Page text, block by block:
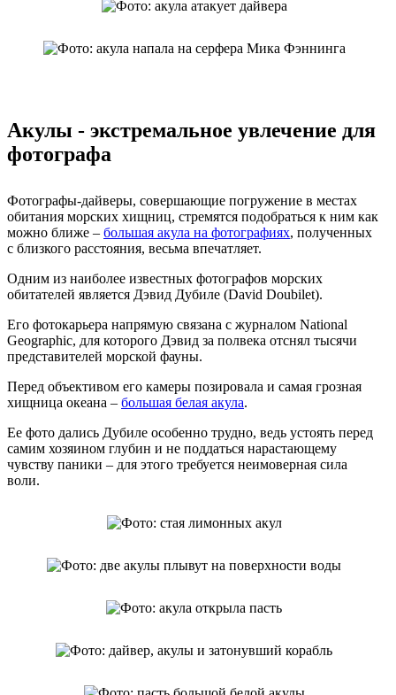
Акулы - экстремальное увлечение для
фотографа
Фотографы-дайверы, совершающие погружение в местах
обитания морских хищниц, стремятся подобраться к ним как
можно ближе – большая акула на фотографиях, полученных
с близкого расстояния, весьма впечатляет.
Одним из наиболее известных фотографов морских
обитателей является Дэвид Дубиле (David Doubilet).
Его фотокарьера напрямую связана с журналом National
Geographic, для которого Дэвид за полвека отснял тысячи
представителей морской фауны.
Перед объективом его камеры позировала и самая грозная
хищница океана – большая белая акула.
Ее фото дались Дубиле особенно трудно, ведь устоять перед
самим хозяином глубин и не поддаться нарастающему
чувству паники – для этого требуется неимоверная сила
воли.